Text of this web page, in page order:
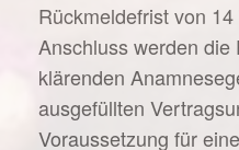
Rückmeldefrist von
Anschluss werden die
klärenden
ausgefüllten
Voraussetzung für